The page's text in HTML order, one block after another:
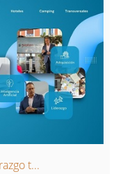
t...